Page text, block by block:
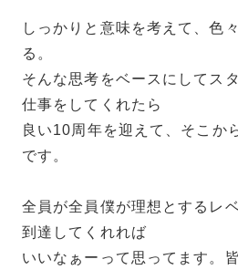
しっかりと意味を考えて、色
る。
そんな思考をベースにしてス
仕事をしてくれたら
良い10周年を迎えて、そこか
です。
全員が全員僕が理想とするレ
到達してくれれば
いいなぁーって思ってます。